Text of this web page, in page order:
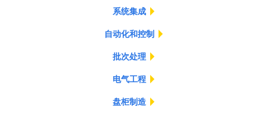
系统集成
自动化和控制
批次处理
电气工程
盘柜制造